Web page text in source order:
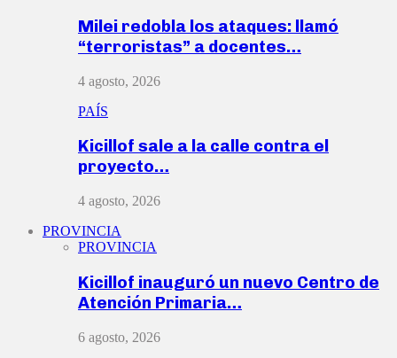
Milei redobla los ataques: llamó
“terroristas” a docentes…
4 agosto, 2026
PAÍS
Kicillof sale a la calle contra el
proyecto…
4 agosto, 2026
PROVINCIA
PROVINCIA
Kicillof inauguró un nuevo Centro de
Atención Primaria…
6 agosto, 2026